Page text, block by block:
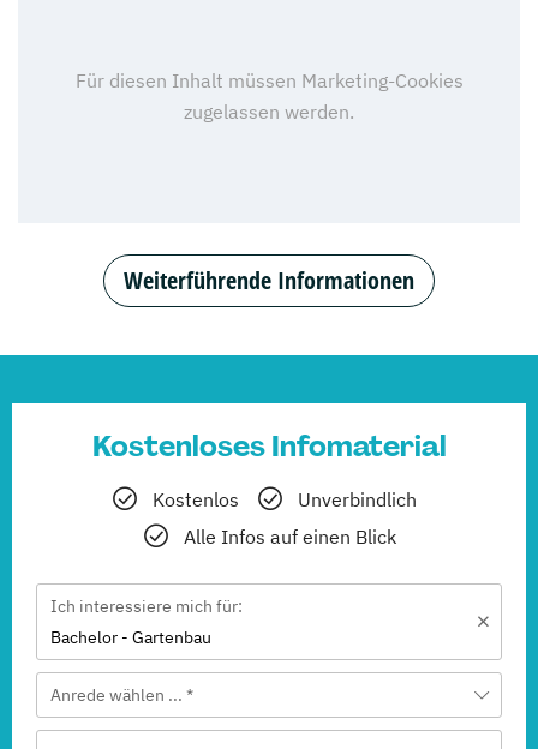
Weiterführende Informationen
Kostenloses Infomaterial
Kostenlos
Unverbindlich
Alle Infos auf einen Blick
Ich interessiere mich für:
Bachelor - Gartenbau
Anrede wählen ... *